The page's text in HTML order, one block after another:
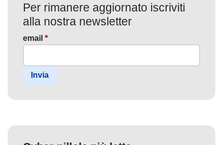
Per rimanere aggiornato iscriviti
alla nostra newsletter
email *
Invia